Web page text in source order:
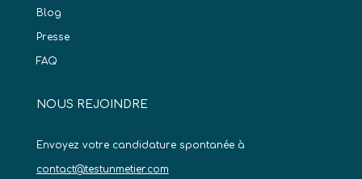
Blog
Presse
FAQ
NOUS REJOINDRE
Envoyez votre candidature spontanée à
contact@testunmetier.com